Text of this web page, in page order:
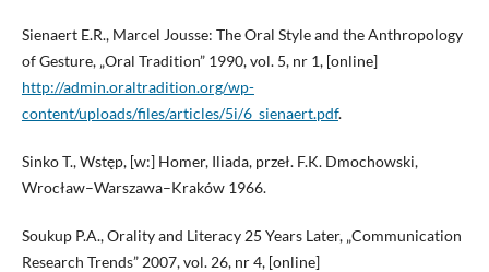
Sienaert E.R., Marcel Jousse: The Oral Style and the Anthropology
of Gesture, „Oral Tradition” 1990, vol. 5, nr 1, [online]
http://admin.oraltradition.org/wp-
content/uploads/files/articles/5i/6_sienaert.pdf.
Sinko T., Wstęp, [w:] Homer, Iliada, przeł. F.K. Dmochowski,
Wrocław–Warszawa–Kraków 1966.
Soukup P.A., Orality and Literacy 25 Years Later, „Communication
Research Trends” 2007, vol. 26, nr 4, [online]